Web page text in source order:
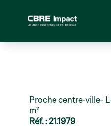
Proche centre-ville-
m²
Réf. : 21.1979